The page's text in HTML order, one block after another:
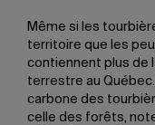
Même si les
territoire que les
contiennent plus de
terrestre au
carbone des
celle des forêts,